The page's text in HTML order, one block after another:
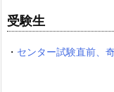
受験生
・ センター試験直前、